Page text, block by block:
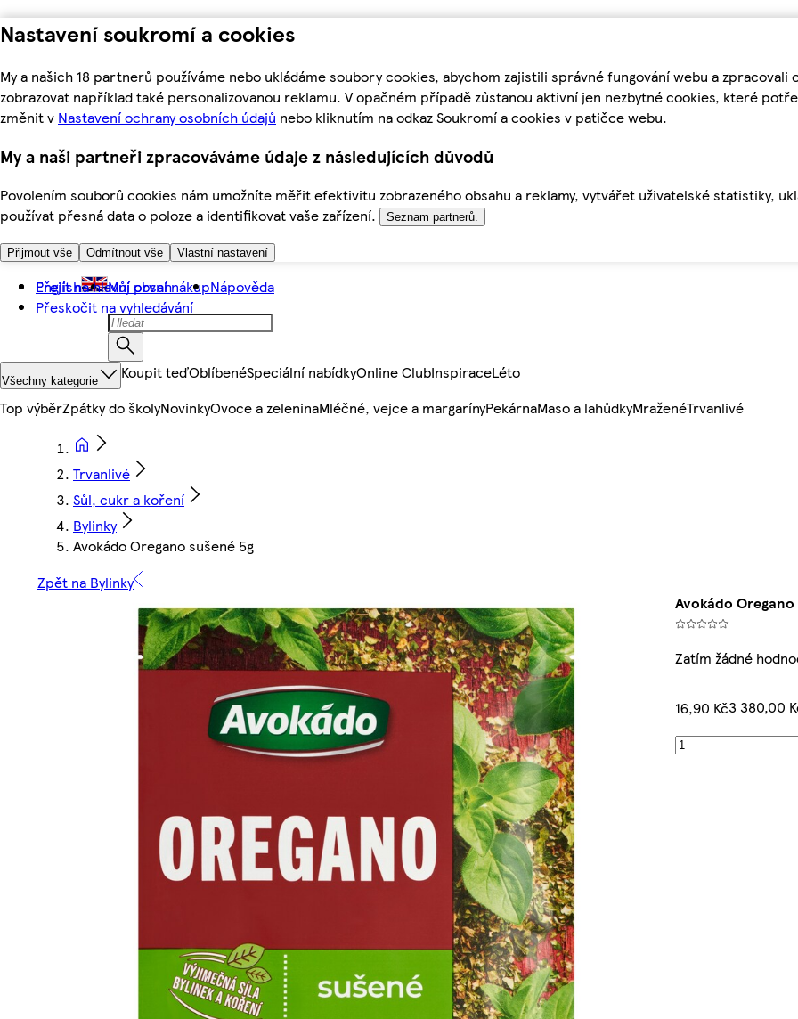
Nastavení soukromí a cookies
My a našich 18 partnerů používáme nebo ukládáme soubory cookies, abychom zajistili správné fungování webu a
zobrazovat například také personalizovanou reklamu. V opačném případě zůstanou aktivní jen nezbytné cookies, které
změnit v Nastavení ochrany osobních údajů nebo kliknutím na odkaz Soukromí a cookies v patičce webu.
My a naši partneři zpracováváme údaje z následujících důvodů
Povolením souborů cookies nám umožníte měřit efektivitu zobrazeného obsahu a reklamy, vytvářet uživatelské statistiky,
používat přesná data o poloze a identifikovat vaše zařízení.
Seznam partnerů.
Přijmout vše Odmítnout vše Vlastní nastavení
Přejít na hlavní obsah
Přeskočit na vyhledávání
English Můj první nákupNápověda
Všechny kategorie Koupit teďOblíbenéSpeciální nabídkyOnline ClubInspiraceLéto
Top výběrZpátky do školyNovinkyOvoce a zeleninaMléčné, vejce a margarínyPekárnaMaso a lahůdkyMraženéTrvanlivé
Trvanlivé
Sůl, cukr a koření
Bylinky
Avokádo Oregano sušené 5g
Zpět na Bylinky
Avokádo
Zatím žádné
16,90 Kč3 380,00